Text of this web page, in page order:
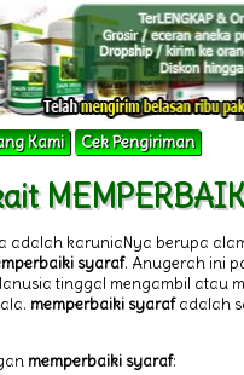
Kami
Cek Pengiriman
karuniaNya berupa
syaraf. Anugerah ini
tinggal mengambil atau
memperbaiki syarafadalah
memperbaiki syaraf: